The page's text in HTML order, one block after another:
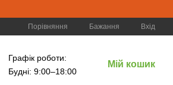
Порівняння Бажання Вхід
Графік роботи:
Будні: 9:00–18:00
Мій кошик